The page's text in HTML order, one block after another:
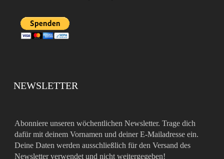
NEWSLETTER
Abonniere unseren wöchentlichen Newsletter. Trage dich
dafür mit deinem Vornamen und deiner E-Mailadresse ein.
Deine Daten werden ausschließlich für den Versand des
Newsletter verwendet und nicht weitergegeben!